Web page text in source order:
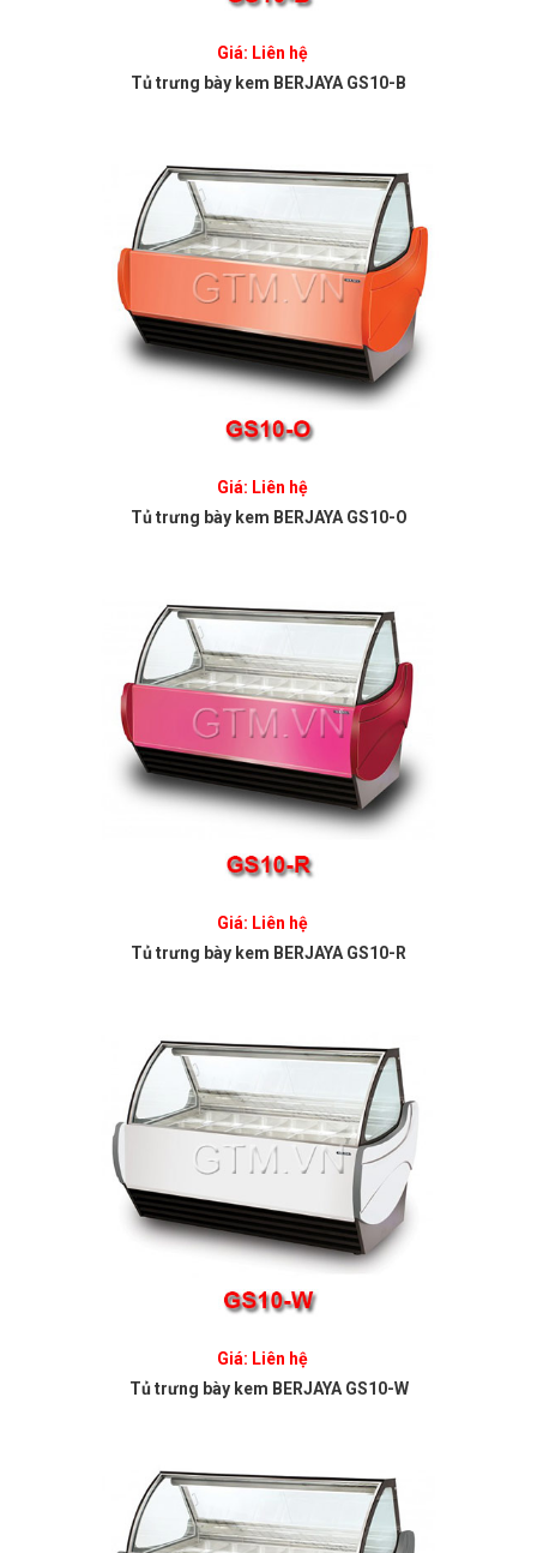
Giá: Liên hệ
Tủ trưng bày kem BERJAYA GS10-B
Giá: Liên hệ
Tủ trưng bày kem BERJAYA GS10-O
Giá: Liên hệ
Tủ trưng bày kem BERJAYA GS10-R
Giá: Liên hệ
Tủ trưng bày kem BERJAYA GS10-W